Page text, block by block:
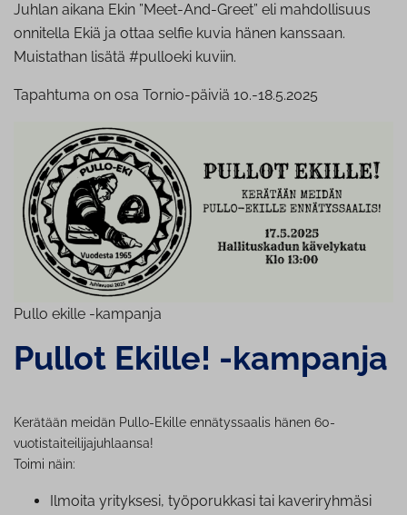
Juhlan aikana Ekin ”Meet-And-Greet” eli mahdollisuus
onnitella Ekiä ja ottaa selfie kuvia hänen kanssaan.
Muistathan lisätä #pulloeki kuviin.
Tapahtuma on osa Tornio-päiviä 10.-18.5.2025
Pullo ekille -kampanja
Pullot Ekille! -kampanja
Kerätään meidän Pullo-Ekille ennätyssaalis hänen 60-
vuotistaiteilijajuhlaansa!
Toimi näin:
Ilmoita yrityksesi, työ­po­ruk­ka­si tai ka­ve­ri­ryh­mä­si